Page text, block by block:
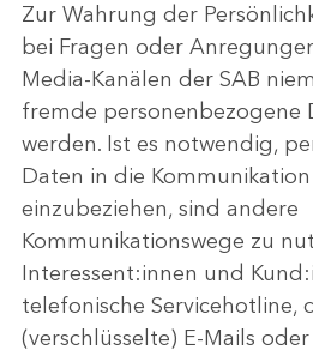
Zur Wahrung der
bei Fragen oder
Media-Kanälen der SAB
fremde personenbezogene
werden. Ist es notwendig,
Daten in die
einzubeziehen, sind andere
Kommunikationswege zu
Interessent:innen und
telefonische Servicehotline,
(verschlüsselte) E-Mails oder